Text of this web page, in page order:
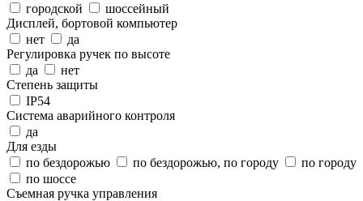
городской
шоссейный
Дисплей, бортовой компьютер
нет
да
Регулировка ручек по высоте
да
нет
Степень защиты
IP54
Система аварийного контроля
да
Для езды
по бездорожью
по бездорожью, по городу
по городу
по шоссе
Съемная ручка управления